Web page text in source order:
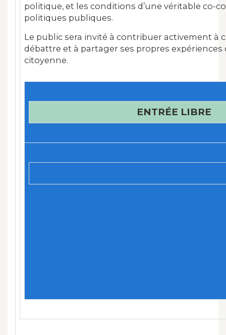
politique, et les conditions d’une véritable co-
politiques publiques.
Le public sera invité à contribuer activement à
débattre et à partager ses propres
citoyenne.
ENTRÉE LIBRE